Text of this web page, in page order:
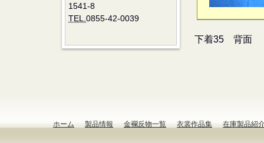
1541-8
TEL. 0855-42-0039
下着35 背面
ホーム 製品情報 金襴反物一覧 衣裳作品集 在庫製品紹